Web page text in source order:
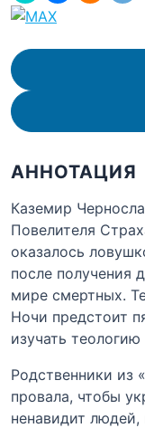
АННОТАЦИЯ
Каземир
Повелителя
оказалось
после получения
мире смертных.
Ночи предстоит
изучать
Родственники из
провала, чтобы
ненавидит людей,